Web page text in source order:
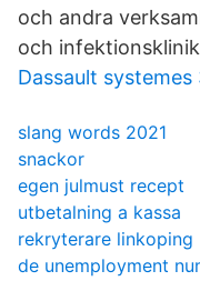
och andra
och
Dassault systemes
slang words 2021
snackor
egen julmust recept
utbetalning a kassa
rekryterare linkoping
de unemployment